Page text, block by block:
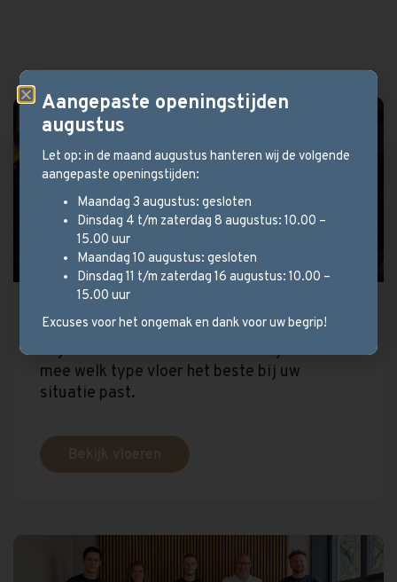
Stel uw parketvloer samen!
Wij hebben een ruim aanbod en kijken met u
mee welk type vloer het beste bij uw
situatie past.
Bekijk vloeren
Aangepaste openingstijden
augustus
Let op: in de maand augustus hanteren wij de volgende
aangepaste openingstijden:
Maandag 3 augustus: gesloten
Dinsdag 4 t/m zaterdag 8 augustus: 10.00 –
15.00 uur
Maandag 10 augustus: gesloten
Dinsdag 11 t/m zaterdag 16 augustus: 10.00 –
15.00 uur
Excuses voor het ongemak en dank voor uw begrip!